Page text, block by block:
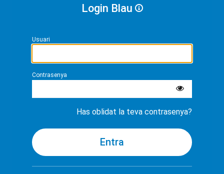
Login Blau
Usuari
Contrasenya
Has oblidat la teva contrasenya?